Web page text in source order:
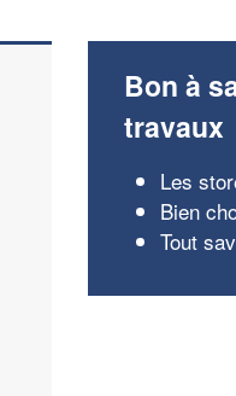
Bon à
travaux
Les
Bien
Tout